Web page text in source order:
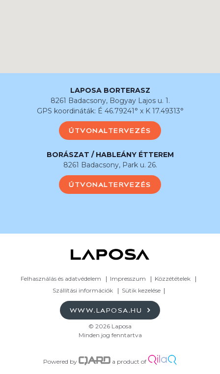
LAPOSA BORTERASZ
8261 Badacsony, Bogyay Lajos u. 1.
GPS koordináták: É 46.79241° x K 17.49313°
ÚTVONALTERVEZÉS
BORÁSZAT / HABLEÁNY ÉTTEREM
8261 Badacsony, Park u. 26.
ÚTVONALTERVEZÉS
Felhasználás és adatvédelem Impresszum
Közzétételek
Szállítási információk
Sütik kezelése
WWW.LAPOSA.HU
© 2026 Laposa
Minden jog fenntartva
Powered by a product of